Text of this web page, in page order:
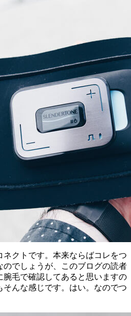
ネクトです。本来ならばコレをつ
のでしょうが、このブログの読者
腕毛で確認してあると思いますの
んな感じです。はい。なのでつ